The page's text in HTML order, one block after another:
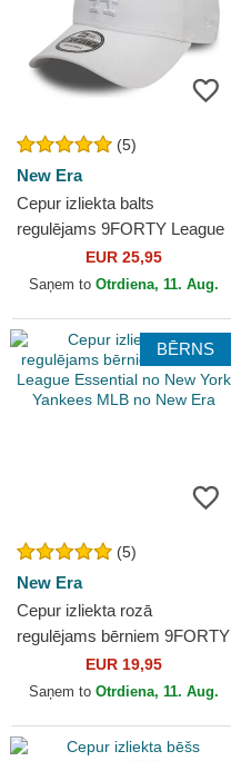
(5)
New Era
Cepur izliekta balts
regulējams 9FORTY League
Essential no Los Angeles
Dodgers MLB no New Era
EUR 25,95
Saņem to Otrdiena, 11. Aug.
BĒRNS
(5)
New Era
Cepur izliekta rozā
regulējams bērniem 9FORTY
League Essential no New
York Yankees MLB no New
EUR 19,95
Saņem to Otrdiena, 11. Aug.